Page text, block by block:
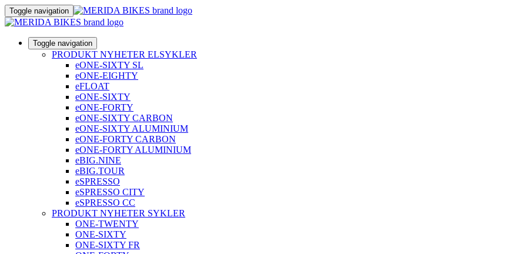
Toggle navigation
Toggle navigation
PRODUKT NYHETER ELSYKLER
eONE-SIXTY SL
eONE-EIGHTY
eFLOAT
eONE-SIXTY
eONE-FORTY
eONE-SIXTY CARBON
eONE-SIXTY ALUMINIUM
eONE-FORTY CARBON
eONE-FORTY ALUMINIUM
eBIG.NINE
eBIG.TOUR
eSPRESSO
eSPRESSO CITY
eSPRESSO CC
PRODUKT NYHETER SYKLER
ONE-TWENTY
ONE-SIXTY
ONE-SIXTY FR